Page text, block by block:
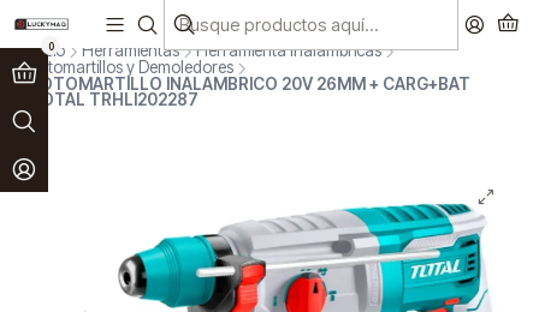
0
Paga en 3 cuotas sin interés! Ver más
Inicio Herramientas
Herramienta Inalámbricas
Rotomartillos y Demoledores
ROTOMARTILLO INALAMBRICO 20V 26MM + CARG+BAT
TOTAL TRHLI202287